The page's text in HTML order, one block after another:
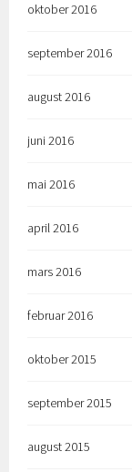
oktober 2016
september 2016
august 2016
juni 2016
mai 2016
april 2016
mars 2016
februar 2016
oktober 2015
september 2015
august 2015